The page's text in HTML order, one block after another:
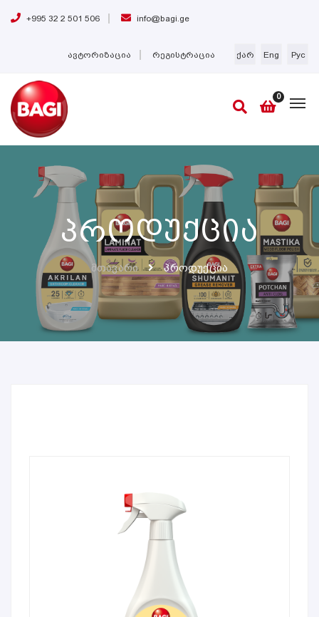
+995 32 2 501 506 info@bagi.ge
ქარ Eng Рус
ავტორიზაცია რეგისტრაცია
0
Პროდუქცია
Მთავარი Პროდუქცია